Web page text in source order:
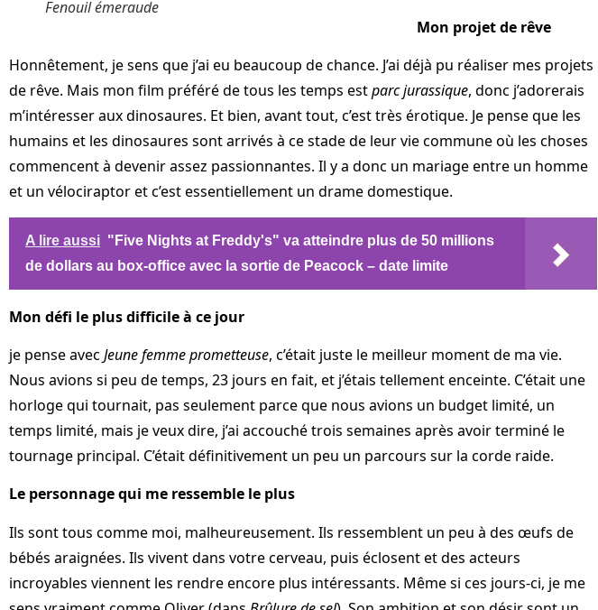
Fenouil émeraude
Mon projet de rêve
Honnêtement, je sens que j’ai eu beaucoup de chance. J’ai déjà pu réaliser mes projets
de rêve. Mais mon film préféré de tous les temps estparc jurassique, donc j’adorerais
m’intéresser aux dinosaures. Et bien, avant tout, c’est très érotique. Je pense que les
humains et les dinosaures sont arrivés à ce stade de leur vie commune où les choses
commencent à devenir assez passionnantes. Il y a donc un mariage entre un homme
et un vélociraptor et c’est essentiellement un drame domestique.
A lire aussi "Five Nights at Freddy's" va atteindre plus de 50 millions
de dollars au box-office avec la sortie de Peacock – date limite
Mon défi le plus difficile à ce jour
je pense avec Jeune femme prometteuse, c’était juste le meilleur moment de ma vie.
Nous avions si peu de temps, 23 jours en fait, et j’étais tellement enceinte. C’était une
horloge qui tournait, pas seulement parce que nous avions un budget limité, un
temps limité, mais je veux dire, j’ai accouché trois semaines après avoir terminé le
tournage principal. C’était définitivement un peu un parcours sur la corde raide.
Le personnage qui me ressemble le plus
Ils sont tous comme moi, malheureusement. Ils ressemblent un peu à des œufs de
bébés araignées. Ils vivent dans votre cerveau, puis éclosent et des acteurs
incroyables viennent les rendre encore plus intéressants. Même si ces jours-ci, je me